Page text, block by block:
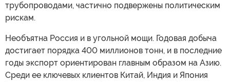
трубопроводами, частично подвержены политическим
рискам.
Необъятна Россия и в угольной мощи. Годовая добыча
достигает порядка 400 миллионов тонн, и в последние
годы экспорт ориентирован главным образом на Азию.
Среди ее ключевых клиентов Китай, Индия и Япония